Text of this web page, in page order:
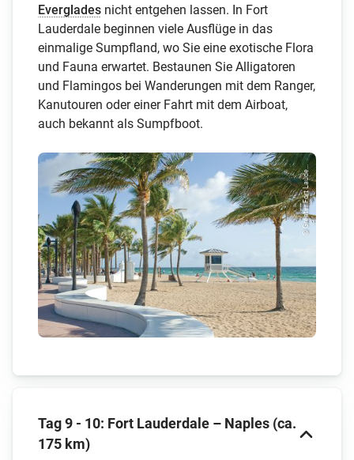
Everglades nicht entgehen lassen. In Fort
Lauderdale beginnen viele Ausflüge in das
einmalige Sumpfland, wo Sie eine exotische Flora
und Fauna erwartet. Bestaunen Sie Alligatoren
und Flamingos bei Wanderungen mit dem Ranger,
Kanutouren oder einer Fahrt mit dem Airboat,
auch bekannt als Sumpfboot.
© Greater Fort Laude...
Tag 9 - 10: Fort Lauderdale – Naples (ca.
175 km)